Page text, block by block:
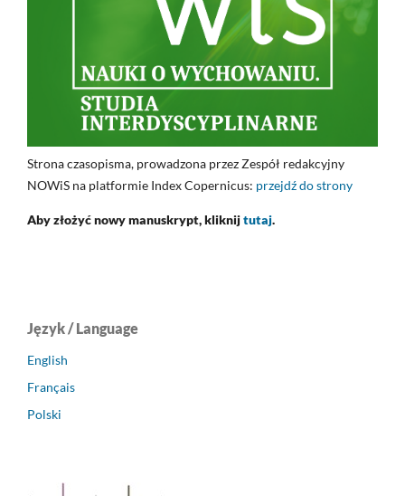
Strona czasopisma, prowadzona przez Zespół redakcyjny
NOWiS na platformie Index Copernicus: przejdź do strony
Aby złożyć nowy manuskrypt, kliknijtutaj.
Język / Language
English
Français
Polski